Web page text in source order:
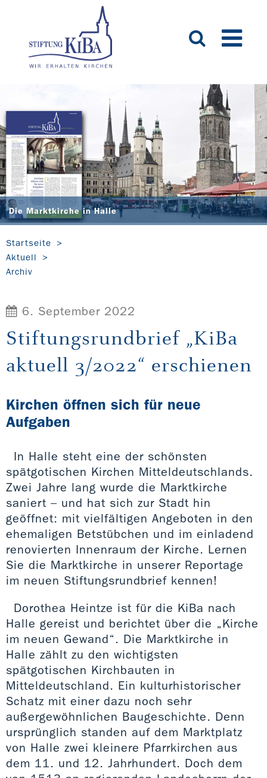
Die Marktkirche in Halle
Startseite
Aktuell
Archiv
6. September 2022
Stiftungsrundbrief „KiBa
aktuell 3/2022“ erschienen
Kirchen öffnen sich für neue
Aufgaben
In Halle steht eine der schönsten
spätgotischen Kirchen Mitteldeutschlands.
Zwei Jahre lang wurde die Marktkirche
saniert – und hat sich zur Stadt hin
geöffnet: mit vielfältigen Angeboten in den
ehemaligen Betstübchen und im einladend
renovierten Innenraum der Kirche. Lernen
Sie die Marktkirche in unserer Reportage
im neuen Stiftungsrundbrief kennen!
Dorothea Heintze ist für die KiBa nach
Halle gereist und berichtet über die „Kirche
im neuen Gewand“. Die Marktkirche in
Halle zählt zu den wichtigsten
spätgotischen Kirchbauten in
Mitteldeutschland. Ein kulturhistorischer
Schatz mit einer dazu noch sehr
außergewöhnlichen Baugeschichte. Denn
ursprünglich standen auf dem Marktplatz
von Halle zwei kleinere Pfarrkirchen aus
dem 11. und 12. Jahrhundert. Doch dem